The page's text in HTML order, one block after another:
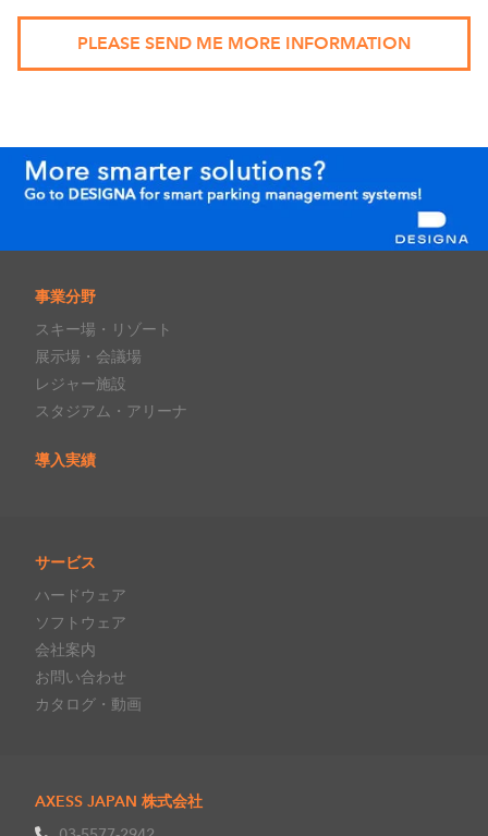
事業分野
スキー場・リゾート
展示場・会議場
レジャー施設
スタジアム・アリーナ
導入実績
サービス
ハードウェア
ソフトウェア
会社案内
お問い合わせ
カタログ・動画
AXESS JAPAN 株式会社